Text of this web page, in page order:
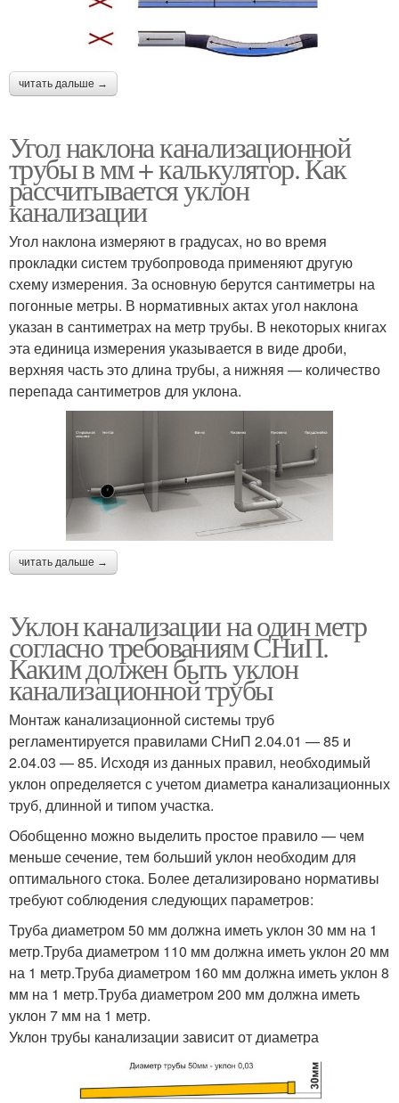
читать дальше →
Угол наклона канализационной
трубы в мм + калькулятор. Как
рассчитывается уклон
канализации
Угол наклона измеряют в градусах, но во время
прокладки систем трубопровода применяют другую
схему измерения. За основную берутся сантиметры на
погонные метры. В нормативных актах угол наклона
указан в сантиметрах на метр трубы. В некоторых книгах
эта единица измерения указывается в виде дроби,
верхняя часть это длина трубы, а нижняя — количество
перепада сантиметров для уклона.
читать дальше →
Уклон канализации на один метр
согласно требованиям СНиП.
Каким должен быть уклон
канализационной трубы
Монтаж канализационной системы труб
регламентируется правилами СНиП 2.04.01 — 85 и
2.04.03 — 85. Исходя из данных правил, необходимый
уклон определяется с учетом диаметра канализационных
труб, длинной и типом участка.
Обобщенно можно выделить простое правило — чем
меньше сечение, тем больший уклон необходим для
оптимального стока. Более детализировано нормативы
требуют соблюдения следующих параметров:
Труба диаметром 50 мм должна иметь уклон 30 мм на 1
метр.Труба диаметром 110 мм должна иметь уклон 20 мм
на 1 метр.Труба диаметром 160 мм должна иметь уклон 8
мм на 1 метр.Труба диаметром 200 мм должна иметь
уклон 7 мм на 1 метр.
Уклон трубы канализации зависит от диаметра